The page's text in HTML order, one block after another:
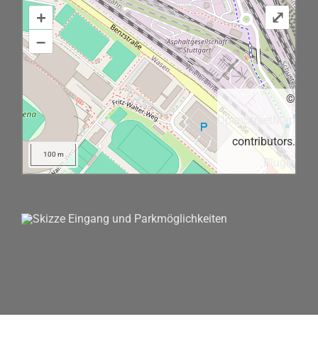
+
–
©
OpenStreetMap
contributors.
Plugin
100 m
⤢